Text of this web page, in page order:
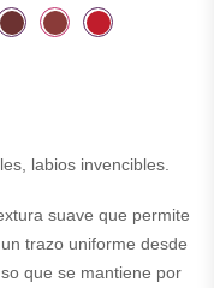
labios invencibles.
suave que permite
trazo uniforme desde
que se mantiene por